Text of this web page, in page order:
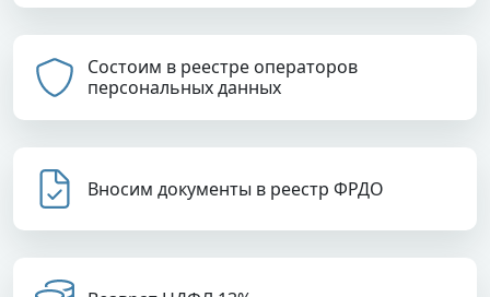
Состоим в реестре операторов
персональных данных
Вносим документы в реестр ФРДО